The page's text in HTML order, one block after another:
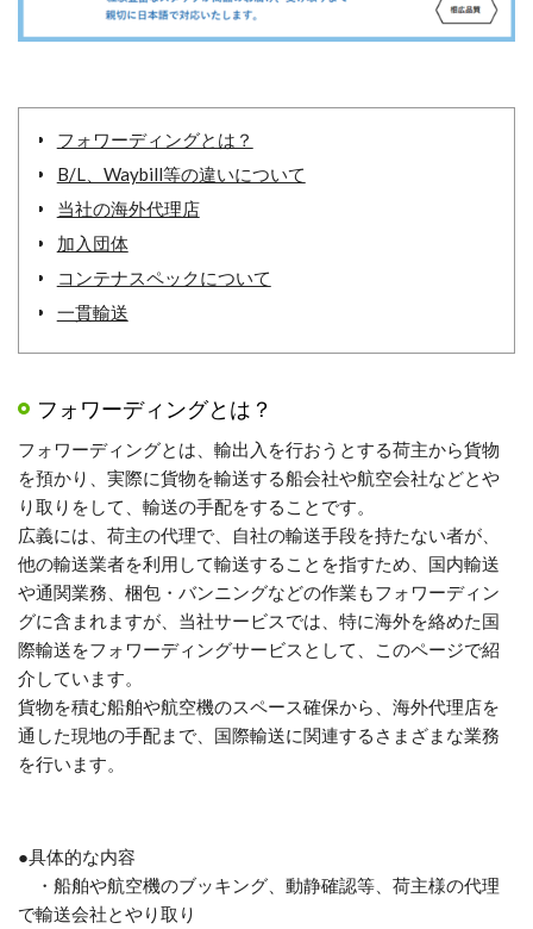
フォワーディングとは？
B/L、Waybill等の違いについて
当社の海外代理店
加入団体
コンテナスペックについて
一貫輸送
フォワーディングとは？
フォワーディングとは、輸出入を行おうとする荷主から貨物
を預かり、実際に貨物を輸送する船会社や航空会社などとや
り取りをして、輸送の手配をすることです。
広義には、荷主の代理で、自社の輸送手段を持たない者が、
他の輸送業者を利用して輸送することを指すため、国内輸送
や通関業務、梱包・バンニングなどの作業もフォワーディン
グに含まれますが、当社サービスでは、特に海外を絡めた国
際輸送をフォワーディングサービスとして、このページで紹
介しています。
貨物を積む船舶や航空機のスペース確保から、海外代理店を
通した現地の手配まで、国際輸送に関連するさまざまな業務
を行います。
●具体的な内容
・船舶や航空機のブッキング、動静確認等、荷主様の代理
で輸送会社とやり取り